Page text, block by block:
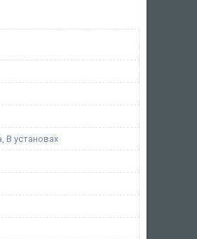
В установах